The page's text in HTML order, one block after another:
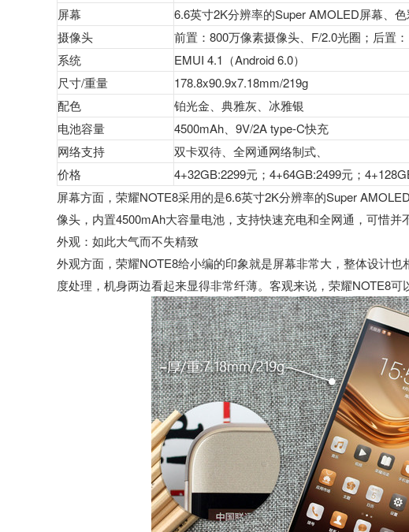
屏幕
6.6英寸2K分辨率的Super AMOLED屏幕、
摄像头
前置： 800万像素摄像头、F/2.0光圈； 后置：
系统
EMUI 4.1（Android 6.0）
尺寸/重量
178.8x90.9x7.18mm/219g
配色
铂光金、典雅灰、冰雅银
电池容量
4500mAh、9V/2A type-C快充
网络支持
双卡双待、全网通网络制式、
价格
4+32GB:2299元；4+64GB:2499元；
屏幕方面，荣耀NOTE8采用的是6.6英寸2K分辨率的Super
像头，内置4500mAh大容量电池，支持快速充电和全网通，可惜并
外观：如此大气而不失精致
外观方面，荣耀NOTE8给小编的印象就是屏幕非常大，整体设计
度处理，机身两边看起来显得非常纤薄。客观来说，荣耀NOTE8可